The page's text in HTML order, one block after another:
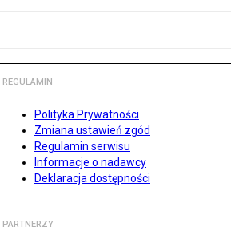
REGULAMIN
Polityka Prywatności
Zmiana ustawień zgód
Regulamin serwisu
Informacje o nadawcy
Deklaracja dostępności
PARTNERZY